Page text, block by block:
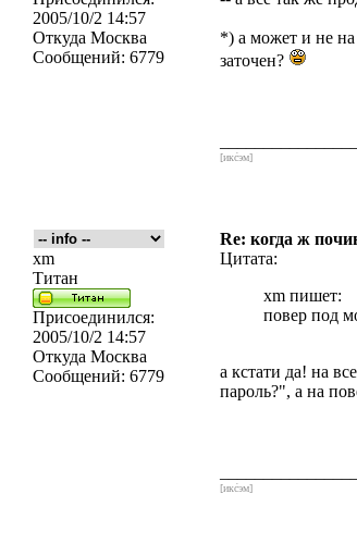
2005/10/2 14:57
Откуда Москва
Сообщений: 6779
*) а может и не на
заточен?
[икс́эм]
Re: когда ж
xm
Титан
Присоединился:
2005/10/2 14:57
Откуда Москва
Сообщений: 6779
Цитата:
xm пишет:
повер под
а кстати да! на
пароль?", а на
[икс́эм]